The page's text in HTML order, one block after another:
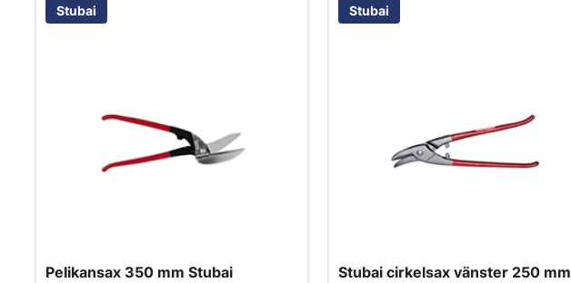
Stubai
Pelikan­sax 350 mm Stubai
Stubai
Stubai cirkelsax vänster 250 mm